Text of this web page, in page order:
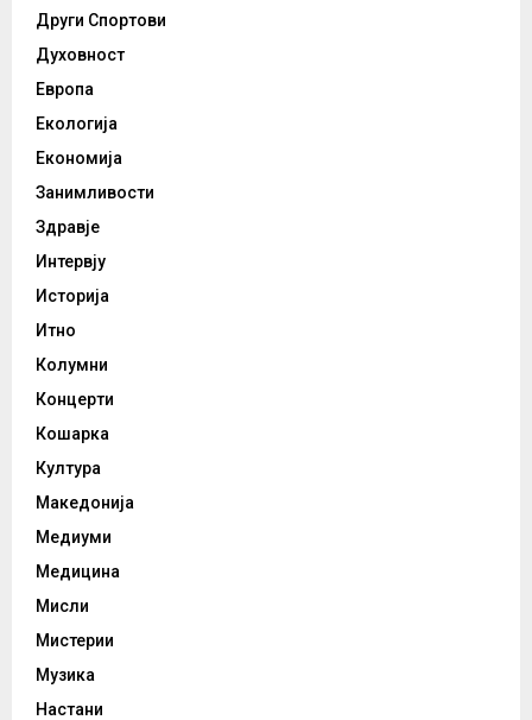
Други Спортови
Духовност
Европа
Екологија
Економија
Занимливости
Здравје
Интервју
Историја
Итно
Колумни
Концерти
Кошарка
Култура
Македонија
Медиуми
Медицина
Мисли
Мистерии
Музика
Настани